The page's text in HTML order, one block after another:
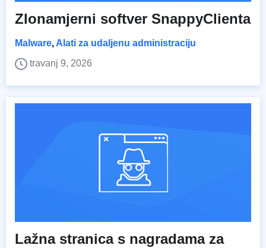
Zlonamjerni softver SnappyClienta
Malware, Alati za udaljenu administraciju
travanj 9, 2026
Lažna stranica s nagradama za